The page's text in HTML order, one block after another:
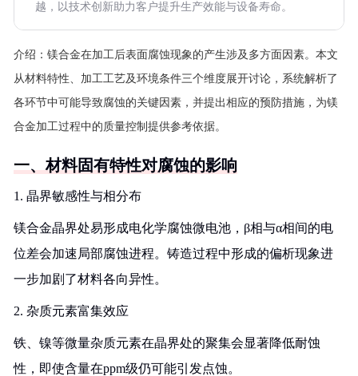
越，以技术创新助力客户提升生产效能与设备寿命。
介绍： 镁合金在加工后表面腐蚀现象的产生涉及多方面因素。本文
从材料特性、加工工艺及环境条件三个维度展开讨论，系统解析了
各环节中可能导致腐蚀的关键因素，并提出相应的预防措施，为镁
合金加工过程中的质量控制提供参考依据。
一、材料固有特性对腐蚀的影响
1. 晶界敏感性与相分布
镁合金晶界处易形成电化学腐蚀微电池，β相与α相间的电
位差会加速局部腐蚀进程。铸造过程中形成的偏析现象进
一步加剧了材料各向异性。
2. 杂质元素富集效应
铁、镍等微量杂质元素在晶界处的聚集会显著降低耐蚀
性，即使含量在ppm级仍可能引发点蚀。